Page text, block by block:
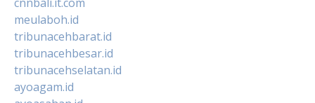
meulaboh.id
tribunacehbarat.id
tribunacehbesar.id
tribunacehselatan.id
ayoagam.id